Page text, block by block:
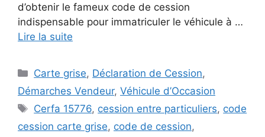
d’obtenir le fameux code de cession
indispensable pour immatriculer le véhicule à …
Lire la suite
Catégories
Carte grise, Déclaration de Cession,
Démarches Vendeur, Véhicule d’Occasion
Étiquettes
Cerfa 15776, cession entre particuliers, code
cession carte grise, code de cession,